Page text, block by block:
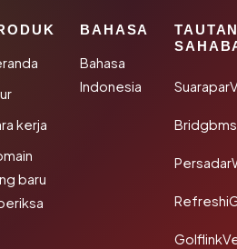
kerja
baru
BAHASA
Bahasa
Indonesia